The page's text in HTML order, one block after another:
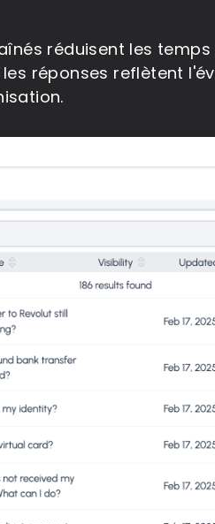
réduisent les
réponses reflètent